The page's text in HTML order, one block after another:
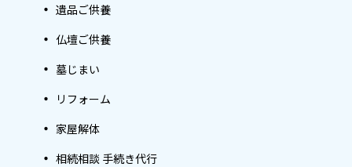
遺品ご供養
仏壇ご供養
墓じまい
リフォーム
家屋解体
相続相談 手続き代行